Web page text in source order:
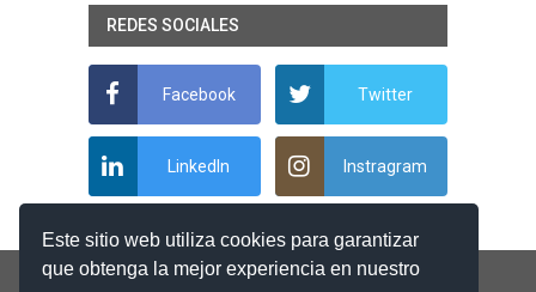
Este sitio web utiliza cookies para garantizar
que obtenga la mejor experiencia en nuestro
REDES SOCIALES
Facebook Twitter
LinkedIn Instragram